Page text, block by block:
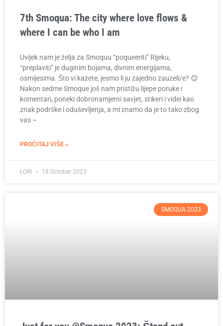
7th Smoqua: The city where love flows &
where I can be who I am
Uvijek nam je želja za Smoquu “poqueeriti” Rijeku,
“preplaviti” je duginim bojama, divnim energijama,
osmijesima. Što vi kažete, jesmo li ju zajedno zauzeli/e? 😊
Nakon sedme Smoque još nam pristižu lijepe poruke i
komentari, poneki dobronamjerni savjet, stikeri i videi kao
znak podrške i oduševljenja, a mi znamo da je to tako zbog
vas –
PROČITAJ VIŠE »
LORI 18 October 2023
SMOQUA 2023